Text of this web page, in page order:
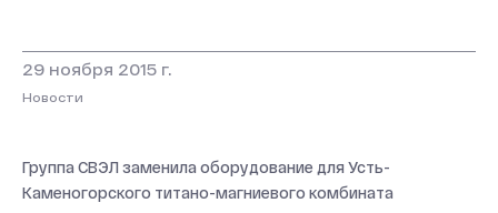
29 ноября 2015 г.
Новости
Группа СВЭЛ заменила оборудование для Усть-
Каменогорского титано-магниевого комбината